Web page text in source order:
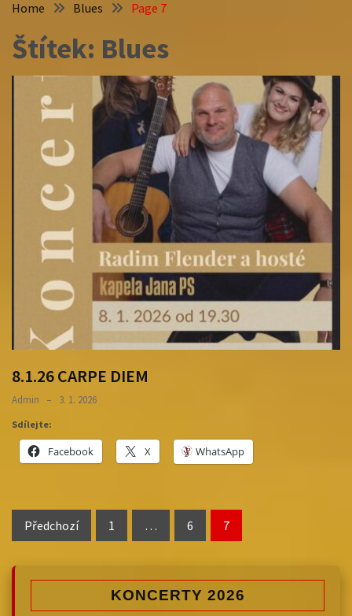
Home Blues Page 7
Štítek: Blues
8.1.26 CARPE DIEM
Admin 3. 1. 2026
Sdílejte:
Facebook X WhatsApp
Stránkování
příspěvků
Předchozí 1 … 6 7
KONCERTY 2026